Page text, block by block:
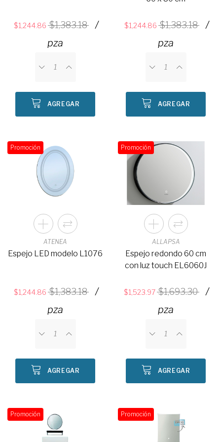
1,244.86 1,383.18
/
pza
AGREGAR
1,244.86 1,383.18
/
pza
AGREGAR
Promoción
ATENEA
Espejo LED modelo L1076
1,244.86 1,383.18
/
pza
AGREGAR
Promoción
ALLAPSA
Espejo redondo 60 cm
con luz touch EL6060J
1,523.97 1,693.30
/
pza
AGREGAR
Promoción Promoción